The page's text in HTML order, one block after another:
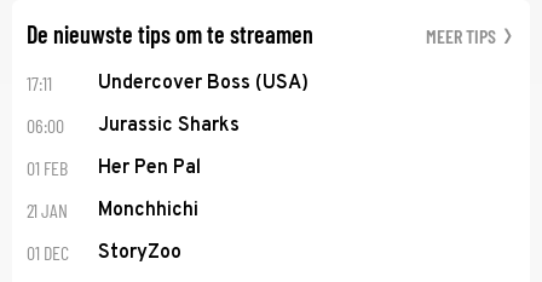
De nieuwste tips om te streamen MEER TIPS
17:11 Undercover Boss (USA)
06:00 Jurassic Sharks
01 FEB Her Pen Pal
21 JAN Monchhichi
01 DEC StoryZoo